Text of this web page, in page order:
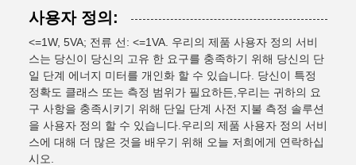
사용자 정의:
<=1W, 5VA; 전류 선: <=1VA. 우리의 제품 사용자 정의 서비
스는 당신이 당신의 고유 한 요구를 충족하기 위해 당신의 단
일 단계 에너지 미터를 개인화 할 수 있습니다. 당신이 특정
정확도 클래스 또는 측정 범위가 필요하든,우리는 귀하의 요
구 사항을 충족시키기 위해 단일 단계 사전 지불 측정 솔루션
을 사용자 정의 할 수 있습니다.우리의 제품 사용자 정의 서비
스에 대해 더 많은 것을 배우기 위해 오늘 저희에게 연락하십
시오.